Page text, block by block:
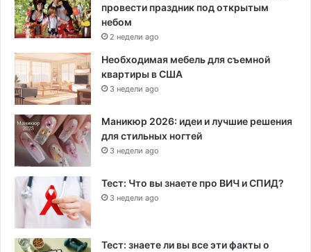
провести праздник под открытым
небом
2 недели ago
Необходимая мебель для съемной
квартиры в США
3 недели ago
Маникюр 2026: идеи и лучшие решения
для стильных ногтей
3 недели ago
Тест: Что вы знаете про ВИЧ и СПИД?
3 недели ago
Тест: знаете ли вы все эти факты о